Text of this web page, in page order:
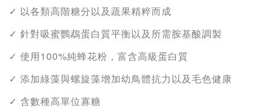
✓ 以各類高階糖分以及蔬果精粹而成
✓ 針對吸蜜鸚鵡蛋白質平衡以及所需胺基酸調製
✓ 使用100%純蜂花粉，富含高級蛋白質
✓ 添加綠藻與螺旋藻增加幼鳥體抗力以及毛色健康
✓ 含數種高單位寡糖